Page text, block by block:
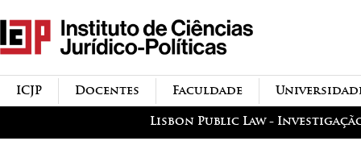
principal
icjp
menu-institucional Faculdade
Docentes
ICJP
Lisbon Public Law -